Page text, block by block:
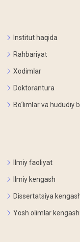
Institut haqida
Rahbariyat
Xodimlar
Doktorantura
Bo‘limlar va hududiy
Ilmiy faoliyat
Ilmiy kengash
Dissertatsiya
Yosh olimlar kengashi